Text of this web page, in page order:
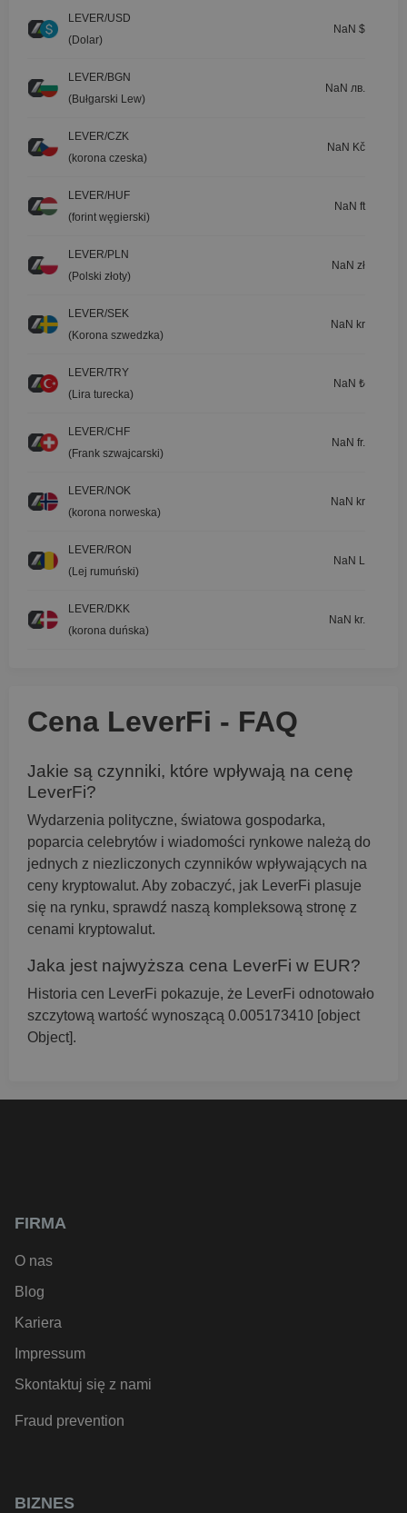
LEVER/USD
(Dolar)
NaN $
LEVER/BGN
(Bułgarski Lew)
NaN лв.
LEVER/CZK
(korona czeska)
NaN Kč
LEVER/HUF
(forint węgierski)
NaN ft
LEVER/PLN
(Polski złoty)
NaN zł
LEVER/SEK
(Korona szwedzka)
NaN kr
LEVER/TRY
(Lira turecka)
NaN ₺
LEVER/CHF
(Frank szwajcarski)
NaN fr.
LEVER/NOK
(korona norweska)
NaN kr
LEVER/RON
(Lej rumuński)
NaN L
LEVER/DKK
(korona duńska)
NaN kr.
Cena LeverFi - FAQ
Jakie są czynniki, które wpływają na cenę
LeverFi?
Wydarzenia polityczne, światowa gospodarka,
poparcia celebrytów i wiadomości rynkowe należą do
jednych z niezliczonych czynników wpływających na
ceny kryptowalut. Aby zobaczyć, jak LeverFi plasuje
się na rynku, sprawdź naszą kompleksową stronę z
cenami kryptowalut.
Jaka jest najwyższa cena LeverFi w EUR?
Historia cen LeverFi pokazuje, że LeverFi odnotowało
szczytową wartość wynoszącą 0.005173410 [object
Object].
FIRMA
O nas
Blog
Kariera
Impressum
Skontaktuj się z nami
Fraud prevention
BIZNES